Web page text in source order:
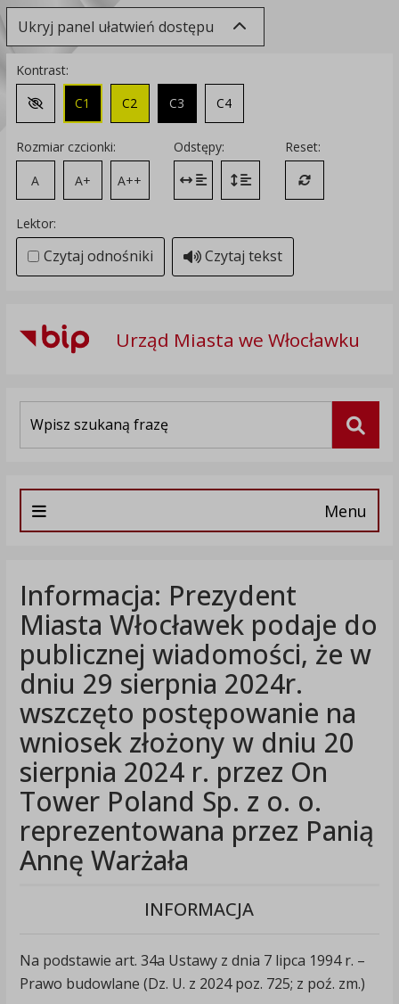
Ukryj panel ułatwień dostępu
Kontrast:
Zmień kontrast na domyślny
C1 C2 C3 C4
Rozmiar czcionki:
A
A+ A++
Odstępy:
Zmień odstęp między literami
Zmień interlinię i margines
Reset:
Przywróć
Lektor:
Czytaj odnośniki Czytaj tekst
Urząd Miasta we Włocławku
Menu
Informacja: Prezydent
Miasta Włocławek podaje do
publicznej wiadomości, że w
dniu 29 sierpnia 2024r.
wszczęto postępowanie na
wniosek złożony w dniu 20
sierpnia 2024 r. przez On
Tower Poland Sp. z o. o.
reprezentowana przez Panią
Annę Warżała
INFORMACJA
Na podstawie art. 34a Ustawy z dnia 7 lipca 1994 r. –
Prawo budowlane (Dz. U. z 2024 poz. 725; z poź. zm.)